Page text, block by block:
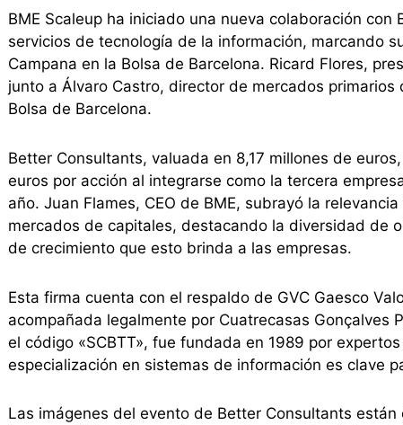
BME Scaleup ha iniciado una nueva colaboración
servicios de tecnología de la información, marcando
Campana en la Bolsa de Barcelona. Ricard Flores,
junto a Álvaro Castro, director de mercados
Bolsa de Barcelona.
Better Consultants, valuada en 8,17 millones de
euros por acción al integrarse como la tercera
año. Juan Flames, CEO de BME, subrayó la
mercados de capitales, destacando la diversidad de
de crecimiento que esto brinda a las empresas.
Esta firma cuenta con el respaldo de GVC Gaesco
acompañada legalmente por Cuatrecasas Gonçalves
el código «SCBTT», fue fundada en 1989 por
especialización en sistemas de información es clave
Las imágenes del evento de Better Consultants